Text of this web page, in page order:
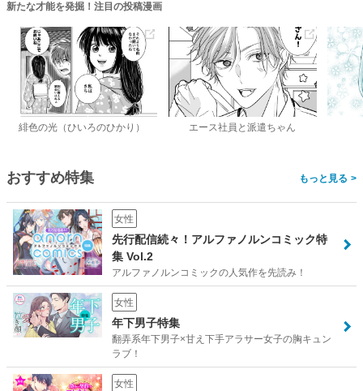
新たな才能を発掘！注目の投稿漫画
緋色の光（ひいろのひかり） エース社員と派遣ちゃん
おすすめ特集 >
女性
先行配信続々！アルファノルンコミック特
集 Vol.2
アルファノルンコミックの人気作を先読み！
女性
年下男子特集
翻弄系年下男子×甘え下手アラサー女子の胸キュン
ラブ！
女性